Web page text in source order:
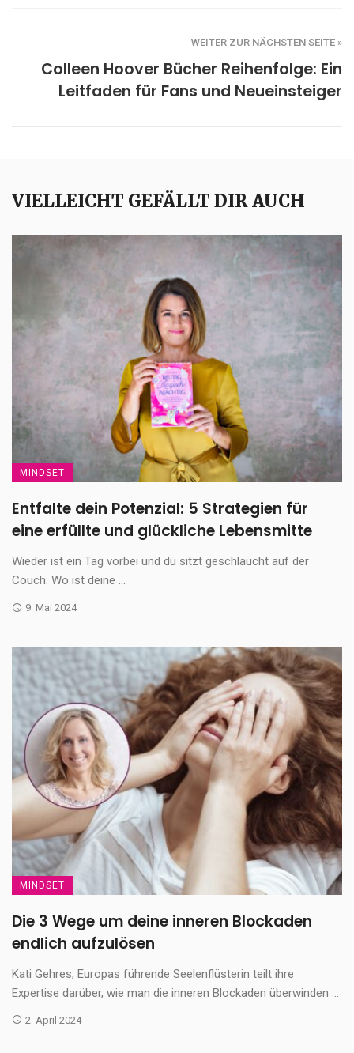
WEITER ZUR NÄCHSTEN SEITE »
Colleen Hoover Bücher Reihenfolge: Ein
Leitfaden für Fans und Neueinsteiger
VIELLEICHT GEFÄLLT DIR AUCH
MINDSET
Entfalte dein Potenzial: 5 Strategien für
eine erfüllte und glückliche Lebensmitte
Wieder ist ein Tag vorbei und du sitzt geschlaucht auf der
Couch. Wo ist deine ...
9. Mai 2024
MINDSET
Die 3 Wege um deine inneren Blockaden
endlich aufzulösen
Kati Gehres, Europas führende Seelenflüsterin teilt ihre
Expertise darüber, wie man die inneren Blockaden überwinden ...
2. April 2024